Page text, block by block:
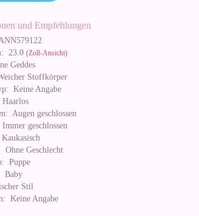
und Empfehlungen
23.0 (Zoll-Ansicht)
Geddes
Stoffkörper
Keine Angabe
Haarlos
Augen geschlossen
Immer geschlossen
Kaukasisch
Ohne Geschlecht
Puppe
Baby
Stil
Keine Angabe